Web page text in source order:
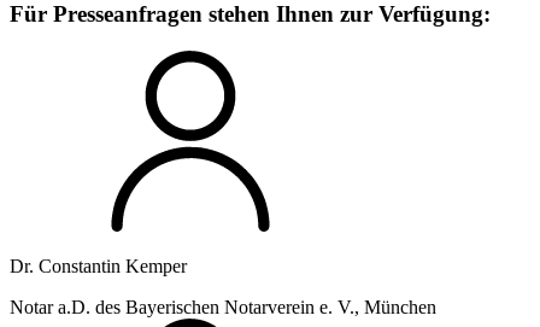
Für Presseanfragen stehen Ihnen zur Verfügung:
Dr. Constantin Kemper
Notar a.D. des Bayerischen Notarverein e. V., München